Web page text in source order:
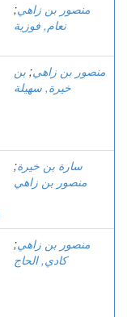
منصور بن زاهي;
نعام, فوزية
منصور بن زاهي; بن
خيرة, سهيلة
سارة بن خيرة;
منصور بن زاهي
منصور بن زاهي;
كادي, الحاج